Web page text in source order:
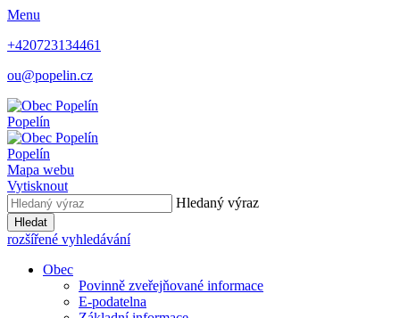
Menu
+420723134461
ou@popelin.cz
Popelín
Popelín
Mapa webu
Vytisknout
Hledaný výraz
Hledat
rozšířené vyhledávání
Obec
Povinně zveřejňované informace
E-podatelna